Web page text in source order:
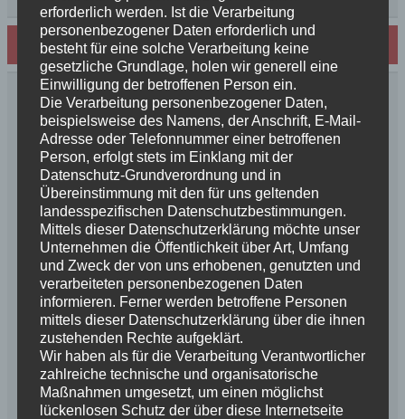
Schreibe einen Kommentar
Deine E-Mail-Adresse wird nicht veröffentlicht.
Erforderliche Felder sind mit*markiert
Kommentar*
Name*
erforderlich werden. Ist die Verarbeitung
personenbezogener Daten erforderlich und
besteht für eine solche Verarbeitung keine
gesetzliche Grundlage, holen wir generell eine
Einwilligung der betroffenen Person ein.
Die Verarbeitung personenbezogener Daten,
beispielsweise des Namens, der Anschrift, E-Mail-
Adresse oder Telefonnummer einer betroffenen
Person, erfolgt stets im Einklang mit der
Datenschutz-Grundverordnung und in
Übereinstimmung mit den für uns geltenden
landesspezifischen Datenschutzbestimmungen.
Mittels dieser Datenschutzerklärung möchte unser
Unternehmen die Öffentlichkeit über Art, Umfang
und Zweck der von uns erhobenen, genutzten und
verarbeiteten personenbezogenen Daten
informieren. Ferner werden betroffene Personen
mittels dieser Datenschutzerklärung über die ihnen
zustehenden Rechte aufgeklärt.
Wir haben als für die Verarbeitung Verantwortlicher
zahlreiche technische und organisatorische
Maßnahmen umgesetzt, um einen möglichst
lückenlosen Schutz der über diese Internetseite